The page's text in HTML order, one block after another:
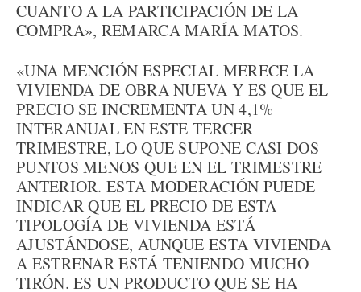
CUANTO A LA PARTICIPACIÓN DE LA
COMPRA», REMARCA MARÍA MATOS.
«UNA MENCIÓN ESPECIAL MERECE LA
VIVIENDA DE OBRA NUEVA Y ES QUE EL
PRECIO SE INCREMENTA UN 4,1%
INTERANUAL EN ESTE TERCER
TRIMESTRE, LO QUE SUPONE CASI DOS
PUNTOS MENOS QUE EN EL TRIMESTRE
ANTERIOR. ESTA MODERACIÓN PUEDE
INDICAR QUE EL PRECIO DE ESTA
TIPOLOGÍA DE VIVIENDA ESTÁ
AJUSTÁNDOSE, AUNQUE ESTA VIVIENDA
A ESTRENAR ESTÁ TENIENDO MUCHO
TIRÓN. ES UN PRODUCTO QUE SE HA